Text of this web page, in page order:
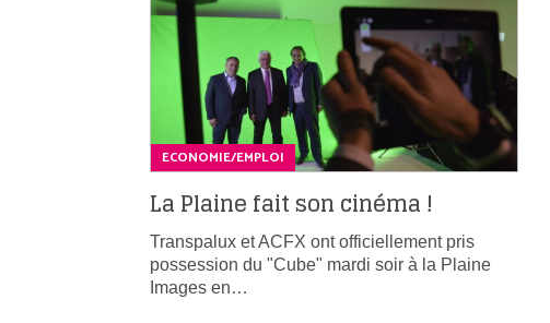
ECONOMIE/EMPLOI
La Plaine fait son cinéma !
Transpalux et ACFX ont officiellement pris
possession du "Cube" mardi soir à la Plaine
Images en…